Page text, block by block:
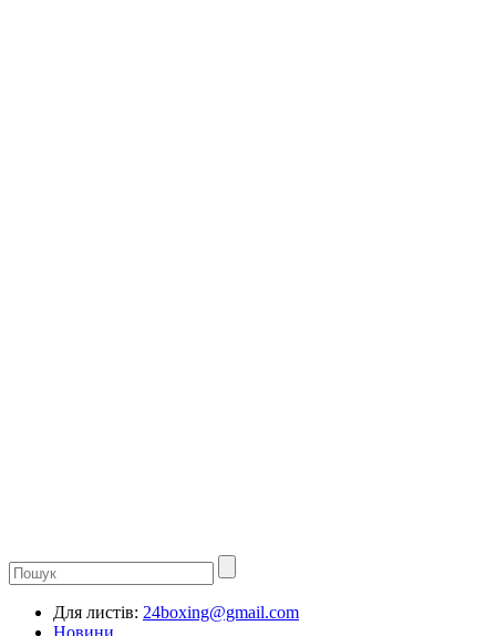
Для листів: 24boxing@gmail.com
Новини